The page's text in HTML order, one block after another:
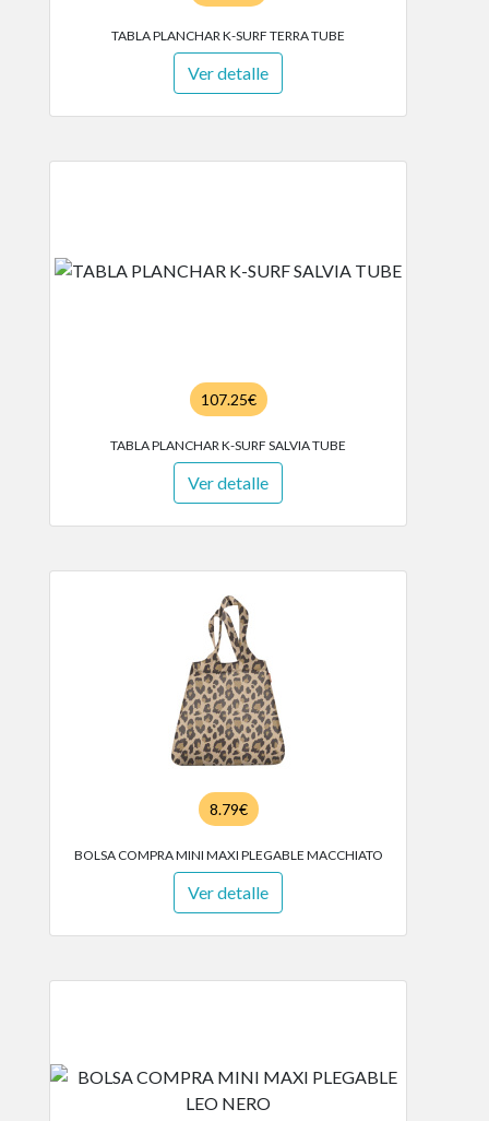
TABLA PLANCHAR K-SURF TERRA TUBE
Ver detalle
107.25€
TABLA PLANCHAR K-SURF SALVIA TUBE
Ver detalle
8.79€
BOLSA COMPRA MINI MAXI PLEGABLE MACCHIATO
Ver detalle